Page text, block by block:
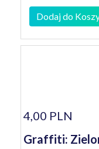
Dodaj do
4,00 PLN
Graffiti: